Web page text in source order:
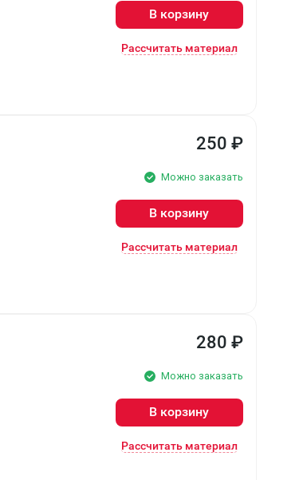
В корзину
Рассчитать материал
250 ₽
Можно заказать
В корзину
Рассчитать материал
280 ₽
Можно заказать
В корзину
Рассчитать материал